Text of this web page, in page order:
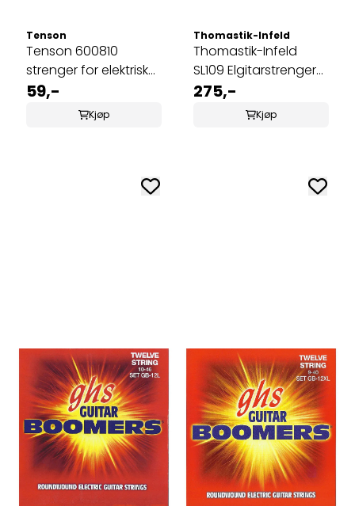
Tenson
Tenson 600810
strenger for elektrisk
gitar, 10-46
59,-
Kjøp
Thomastik-Infeld
Thomastik-Infeld
SL109 Elgitarstrenger
Blues Sliders 009-043
275,-
Kjøp